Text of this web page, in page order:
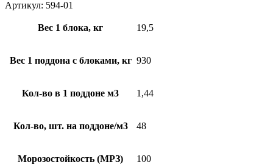
Артикул: 594-01
Вес 1 блока, кг 19,5
Вес 1 поддона с блоками, кг 930
Кол-во в 1 поддоне м3 1,44
Кол-во, шт. на поддоне/м3 48
Морозостойкость (МРЗ) 100